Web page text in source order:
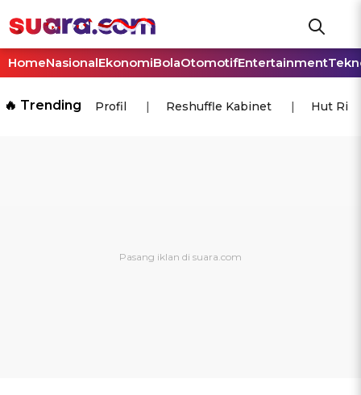
HomeNasionalEkonomiBolaOtomotifEntertainment
🔥 Trending Profil Reshuffle Kabinet Hut Ri